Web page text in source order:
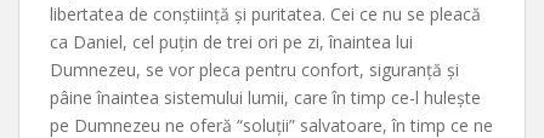
libertatea de conștiință și puritatea. Cei ce nu se pleacă
ca Daniel, cel puțin de trei ori pe zi, înaintea lui
Dumnezeu, se vor pleca pentru confort, siguranță și
pâine înaintea sistemului lumii, care în timp ce-l hulește
pe Dumnezeu ne oferă “soluții” salvatoare, în timp ce ne